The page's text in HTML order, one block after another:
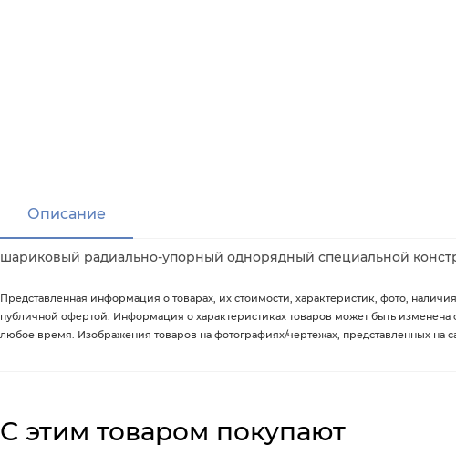
Описание
шариковый радиально-упорный однорядный специальной
Представленная информация о товарах, их стоимости, характеристик, фото,
публичной офертой. Информация о характеристиках товаров может быть
любое время. Изображения товаров на фотографиях/чертежах, представленных на
С этим товаром покупают